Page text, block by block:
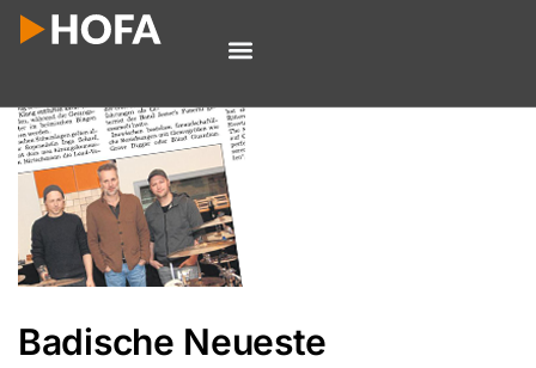
Badische Neueste